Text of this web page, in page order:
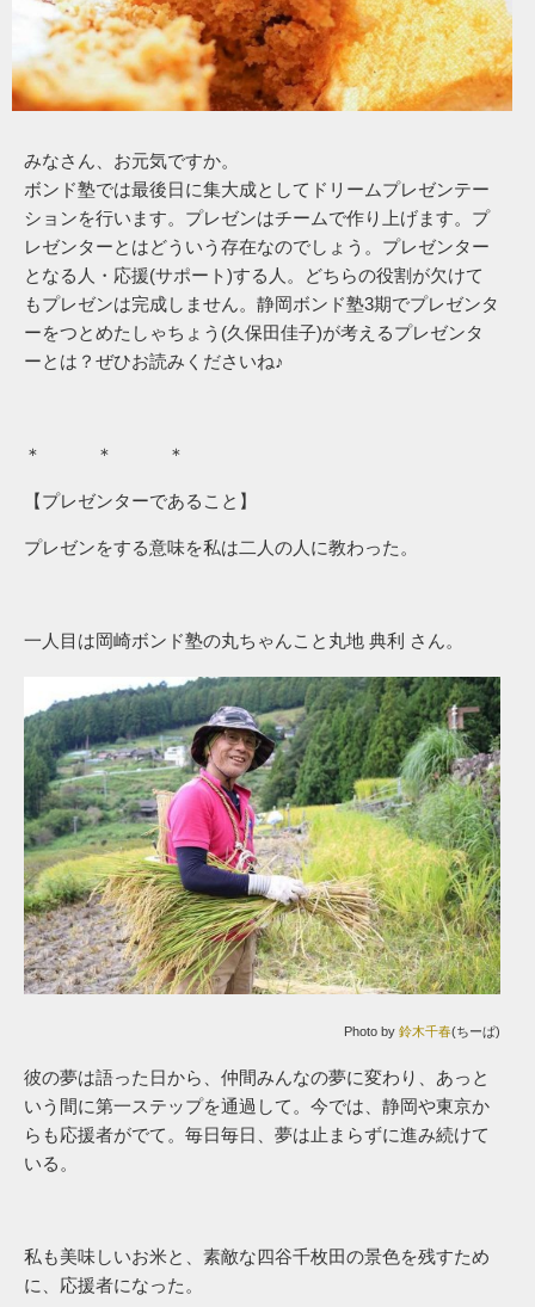
みなさん、お元気ですか。
ボンド塾では最後日に集大成としてドリームプレゼンテー
ションを行います。プレゼンはチームで作り上げます。プ
レゼンターとはどういう存在なのでしょう。プレゼンター
となる人・応援(サポート)する人。どちらの役割が欠けて
もプレゼンは完成しません。静岡ボンド塾3期でプレゼンタ
ーをつとめたしゃちょう(久保田佳子)が考えるプレゼンタ
ーとは？ぜひお読みくださいね♪
＊ ＊ ＊
【プレゼンターであること】
プレゼンをする意味を私は二人の人に教わった。
一人目は岡崎ボンド塾の丸ちゃんこと丸地 典利 さん。
Photo by鈴木千春(ちーぱ)
彼の夢は語った日から、仲間みんなの夢に変わり、あっと
いう間に第一ステップを通過して。今では、静岡や東京か
らも応援者がでて。毎日毎日、夢は止まらずに進み続けて
いる。
私も美味しいお米と、素敵な四谷千枚田の景色を残すため
に、応援者になった。